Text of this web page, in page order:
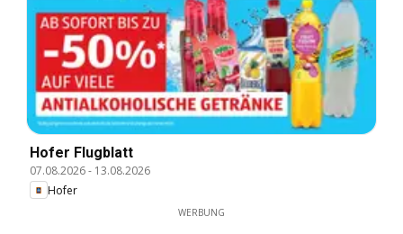
Hofer Flugblatt
07.08.2026- 13.08.2026
Hofer
WERBUNG